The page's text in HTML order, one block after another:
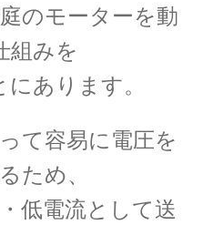
ヒホフ
と電気回路でそれぞ
確立】
ーム
ムの法則：E=RI】
のモーターを動
組みを
あります。
て容易に電圧を
ため、
低電流として送